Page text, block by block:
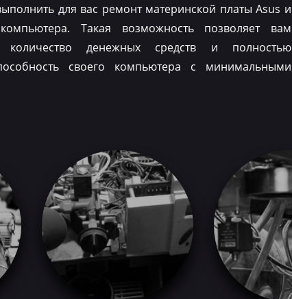
для вас ремонт материнской платы Asus и
Такая возможность позволяет вам
количество денежных средств и полностью
своего компьютера с минимальными